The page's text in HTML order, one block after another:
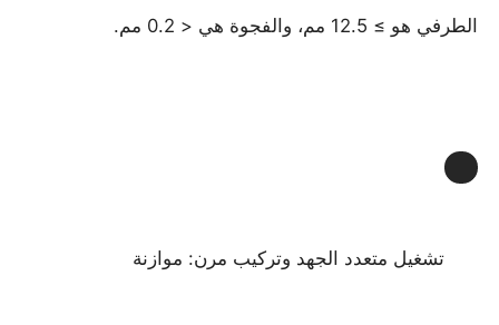
غدد الكابلات المقاومة للانفجار
الطرفي هو ≥ 12.5 مم، والفجوة هي < 0.2 مم.
تشغيل متعدد الجهد وتركيب مرن: موازنة